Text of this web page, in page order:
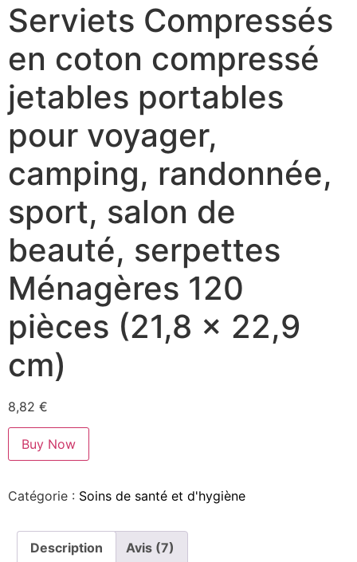
Serviets Compressés
en coton compressé
jetables portables
pour voyager,
camping, randonnée,
sport, salon de
beauté, serpettes
Ménagères 120
pièces (21,8 x 22,9
cm)
8,82 €
Buy Now
Catégorie : Soins de santé et d'hygiène
Description Avis (7)